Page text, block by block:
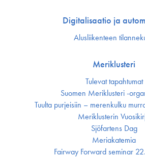
Digitalisaatio ja
Alusliikenteen
Meriklusteri
Tulevat tapahtumat
Suomen Meriklusteri -
Tuulta purjeisiin – merenkulku
Meriklusterin
Sjöfartens Dag
Meriakatemia
Fairway Forward seminar